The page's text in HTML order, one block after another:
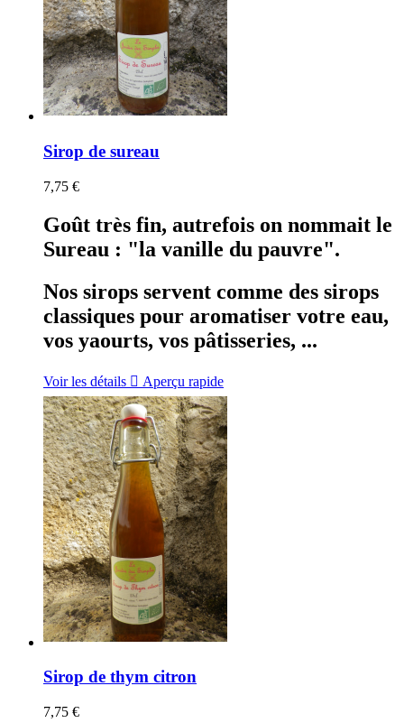
Sirop de sureau
7,75 €
Goût très fin, autrefois on nommait le
Sureau : "la vanille du pauvre".
Nos sirops servent comme des sirops
classiques pour aromatiser votre eau,
vos yaourts, vos pâtisseries, ...
Voir les détails  Aperçu rapide
Sirop de thym citron
7,75 €